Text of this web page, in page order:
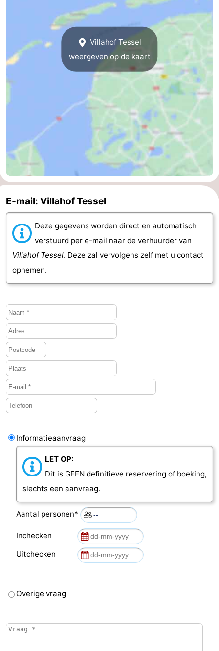
Schoorlse
Duinen
Bergen
aan
Zee
Bergen
-
Alkmaar
-
Egmond
Zee
-
Noordhollands
duinreservaat
Wijk
aan
Zee
-
Natuur
Zuid-
Kennermerland
-
Amsterdam
-
Haarlem
-
Zandvoort
Weer
Contact
Villahof Tessel
weergeven op de kaart
E-mail: Villahof Tessel
Deze gegevens worden direct en automatisch
verstuurd per e-mail naar de verhuurder van
Villahof Tessel. Deze zal vervolgens zelf met u contact
opnemen.
Informatieaanvraag
LET OP:
Dit is GEEN definitieve reservering of boeking,
slechts een aanvraag.
Aantal personen*
Inchecken
Uitchecken
Overige vraag